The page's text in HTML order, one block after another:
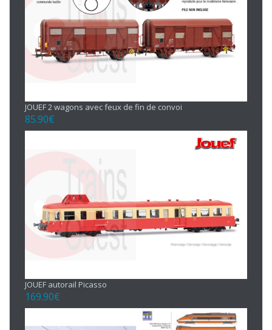
JOUEF 2 wagons avec feux de fin de convoi
85.90€
JOUEF autorail Picasso
169.90€